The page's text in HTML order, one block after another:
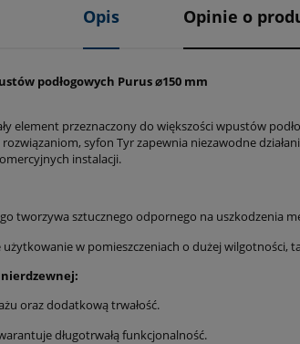
Opis Opinie o
podłogowych Purus ⌀150 mm
element przeznaczony do większości wpustów
syfon Tyr zapewnia niezawodne
instalacji.
tworzywa sztucznego odpornego na uszkodzenia
użytkowanie w pomieszczeniach o dużej wilgotności,
oraz dodatkową trwałość.
długotrwałą funkcjonalność.